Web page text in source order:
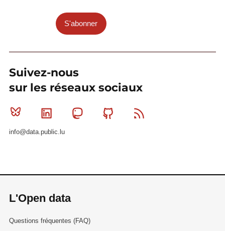
S'abonner
Suivez-nous
sur les réseaux sociaux
Bluesky Linkedin MastodonGithub
info@data.public.lu
L'Open data
Questions fréquentes (FAQ)